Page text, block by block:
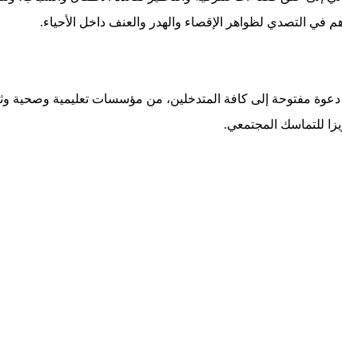
في التصدي لظواهر الإقصاء والهدر والعنف داخل الأحياء.
مفتوحة إلى كافة المتدخلين، من مؤسسات تعليمية وصحية
للتماسك المجتمعي.